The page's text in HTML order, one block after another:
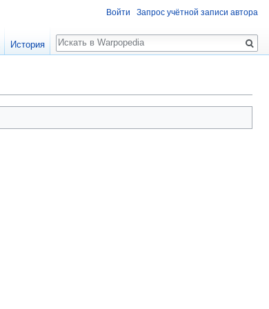
Войти Запрос учётной записи автора
История
Поиск